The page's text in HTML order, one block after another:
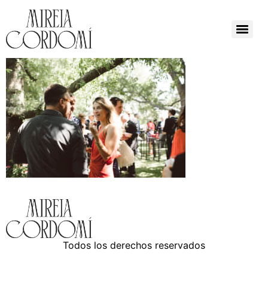
Todos los derechos reservados